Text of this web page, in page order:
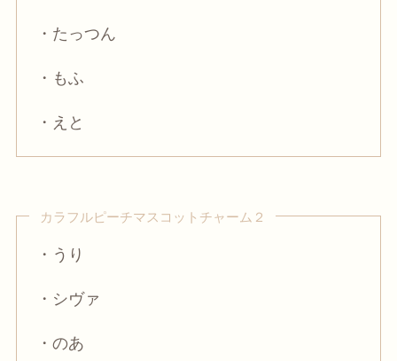
・たっつん
・もふ
・えと
カラフルピーチマスコットチャーム２
・うり
・シヴァ
・のあ